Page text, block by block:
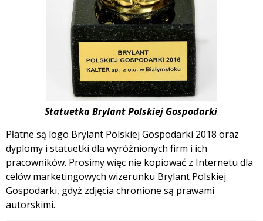
Statuetka Brylant Polskiej Gospodarki.
Płatne są logo Brylant Polskiej Gospodarki 2018 oraz
dyplomy i statuetki dla wyróżnionych firm i ich
pracowników. Prosimy więc nie kopiować z Internetu dla
celów marketingowych wizerunku Brylant Polskiej
Gospodarki, gdyż zdjęcia chronione są prawami
autorskimi.